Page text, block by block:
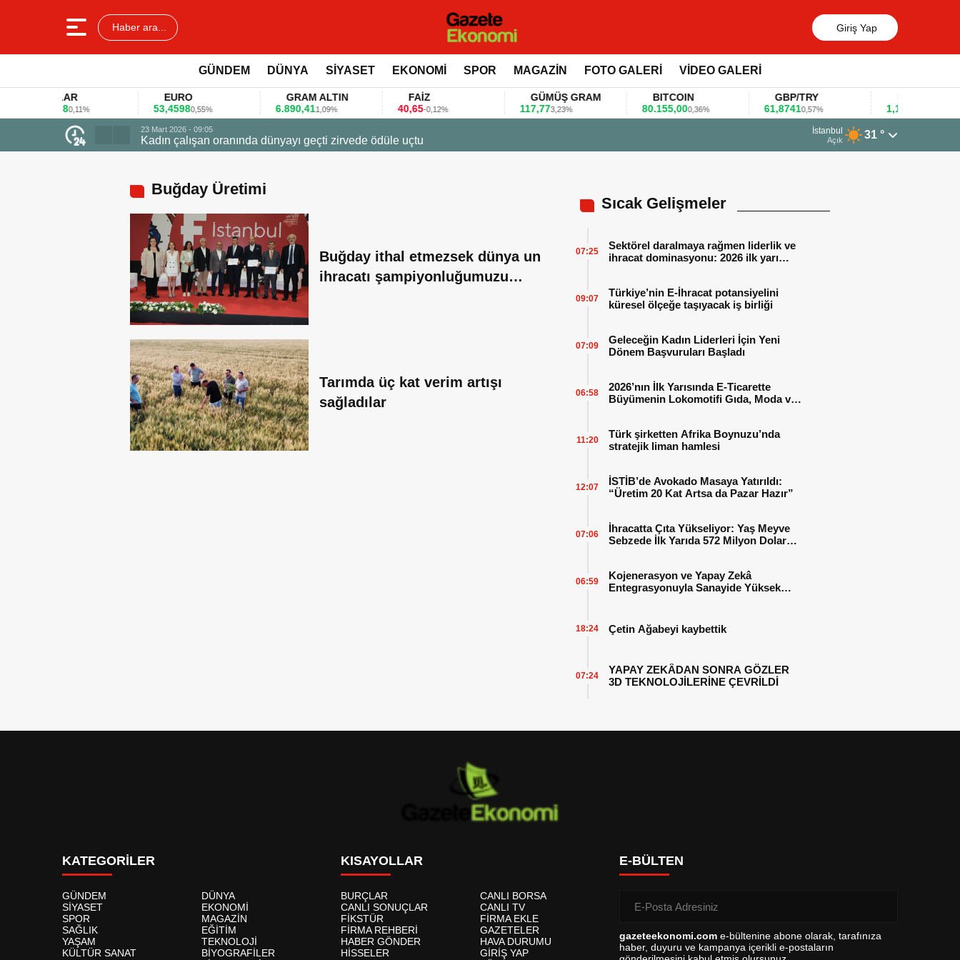
Haber ara... Giriş Yap
GÜNDEM DÜNYA SİYASET EKONOMİ SPOR MAGAZİN FOTO GALERİ VİDEO GALERİ
0,11%
EURO
53,45980,55%
GRAM ALTIN
6.890,411,09%
FAİZ
40,65-0,12%
GÜMÜŞ GRAM
117,773,23%
BITCOIN
80.155,000,36%
GBP/TRY
61,87410,57%
1,17810,47%
ödüle uçtu Firmalar gıda fuarlarını bu anket ile değerlendirdi
İstanbul
Açık 31 °
Buğday Üretimi
Buğday ithal etmezsek dünya un
ihracatı şampiyonluğumuzu
Tarımda üç kat verim artışı
sağladılar
Sıcak Gelişmeler
Sektörel daralmaya rağmen liderlik ve
ihracat dominasyonu: 2026 ilk yarı
07:25
Türkiye’nin E-İhracat potansiyelini
küresel ölçeğe taşıyacak iş birliği
09:07
Geleceğin Kadın Liderleri İçin Yeni
Dönem Başvuruları Başladı
07:09
2026’nın İlk Yarısında E-Ticarette
Büyümenin Lokomotifi Gıda, Moda ve
06:58
Türk şirketten Afrika Boynuzu’nda
stratejik liman hamlesi
11:20
İSTİB’de Avokado Masaya Yatırıldı:
“Üretim 20 Kat Artsa da Pazar Hazır”
12:07
İhracatta Çıta Yükseliyor: Yaş Meyve
Sebzede İlk Yarıda 572 Milyon Dolar
07:06
Kojenerasyon ve Yapay Zekâ
Entegrasyonuyla Sanayide Yüksek
06:59
Çetin Ağabeyi kaybettik
18:24
YAPAY ZEKÂDAN SONRA GÖZLER
3D TEKNOLOJİLERİNE ÇEVRİLDİ
07:24
KATEGORİLER
GÜNDEM
DÜNYA
SİYASET
EKONOMİ
SPOR
MAGAZİN
SAĞLIK
EĞİTİM
YAŞAM
TEKNOLOJİ
KÜLTÜR SANAT
BİYOGRAFİLER
KISAYOLLAR
BURÇLAR
CANLI BORSA
CANLI SONUÇLAR
CANLI TV
FİKSTÜR
FİRMA EKLE
FİRMA REHBERİ
GAZETELER
HABER GÖNDER
HAVA DURUMU
HİSSELER
GİRİŞ YAP
E-BÜLTEN
gazeteekonomi.com e-bültenine abone olarak, tarafınıza
haber, duyuru ve kampanya içerikli e-postaların